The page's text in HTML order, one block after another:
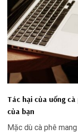
Tác hại của uống
của bạn
Mặc dù cà phê